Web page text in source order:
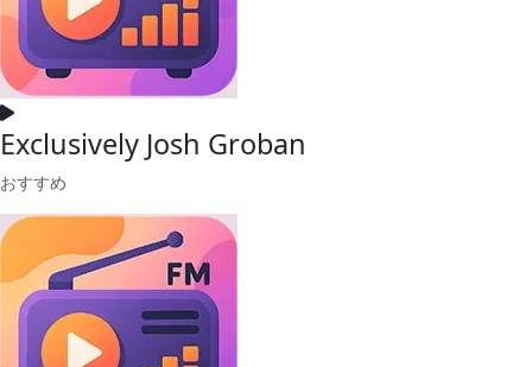
Exclusively Josh Groban
おすすめ